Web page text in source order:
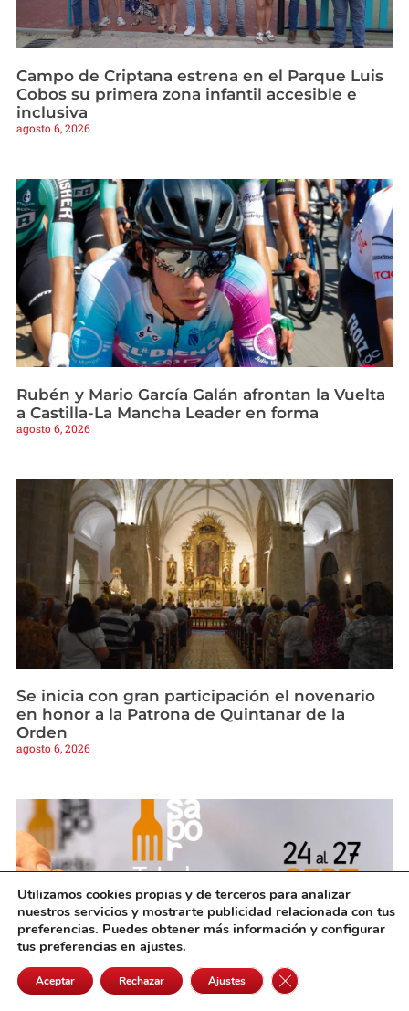
Campo de Criptana estrena en el Parque Luis
Cobos su primera zona infantil accesible e
inclusiva
agosto 6, 2026
Rubén y Mario García Galán afrontan la Vuelta
a Castilla-La Mancha Leader en forma
agosto 6, 2026
Se inicia con gran participación el novenario
en honor a la Patrona de Quintanar de la
Orden
agosto 6, 2026
Utilizamos cookies propias y de terceros para analizar
nuestros servicios y mostrarte publicidad relacionada con tus
preferencias. Puedes obtener más información y configurar
tus preferencias en ajustes.
Aceptar Rechazar Ajustes Cerrar el banner de